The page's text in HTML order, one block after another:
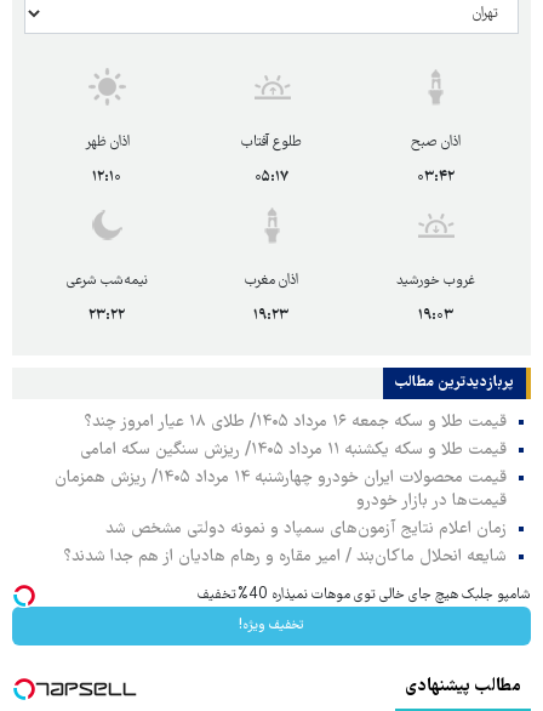
اذان صبح
۰۳:۴۲
طلوع آفتاب
۰۵:۱۷
اذان ظهر
۱۲:۱۰
غروب خورشید
۱۹:۰۳
اذان مغرب
۱۹:۲۳
نیمه‌شب شرعی
۲۳:۲۲
پربازدیدترین‌ مطالب
قیمت طلا و سکه جمعه ۱۶ مرداد ۱۴۰۵/ طلای ۱۸ عیار امروز چند؟
قیمت طلا و سکه یکشنبه ۱۱ مرداد ۱۴۰۵/ ریزش سنگین سکه امامی
قیمت محصولات ایران خودرو چهارشنبه ۱۴ مرداد ۱۴۰۵/ ریزش همزمان
قیمت‌ها در بازار خودرو
زمان اعلام نتایج آزمون‌های سمپاد و نمونه دولتی مشخص شد
شایعه انحلال ماکان‌بند / امیر مقاره و رهام هادیان از هم جدا شدند؟
شامپو جلبک هیچ جای خالی توی موهات نمیذاره 40%تخفیف
تخفیف ویژه!
مطالب پیشنهادی